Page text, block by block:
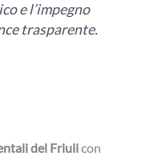
e l’impegno
trasparente.
del Friulicon